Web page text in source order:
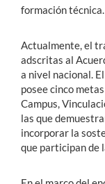
formación técnica.
Actualmente, el
adscritas al
a nivel nacional.
posee cinco
Campus,
las que
incorporar la
que participan de